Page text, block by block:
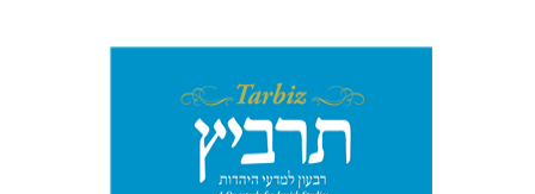
מיכאל סיגל יהונתן גארב